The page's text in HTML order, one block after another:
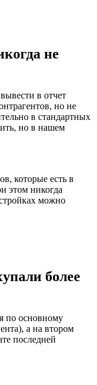
не
в отчет
но не
в стандартных
но в нашем
которые есть в
этом никогда
можно
более
по основному
а на втором
последней